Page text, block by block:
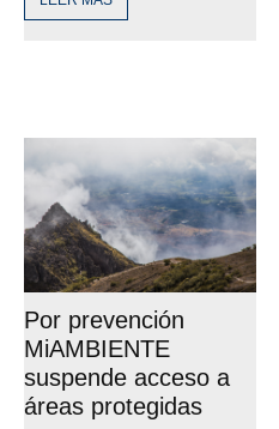
Por prevención
MiAMBIENTE
suspende acceso a
áreas protegidas